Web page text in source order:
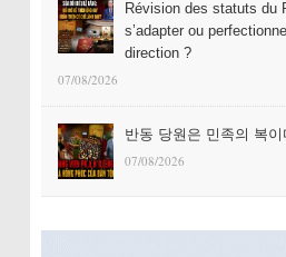
Révision des statuts du
s’adapter ou
direction ?
07/08/2026
반동 당원은 민족의 복이
07/08/2026